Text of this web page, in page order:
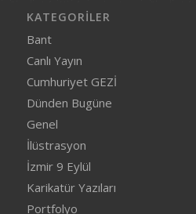
KATEGORILER
Bant
Canlı Yayın
Cumhuriyet GEZİ
Dünden Bugüne
Genel
İlüstrasyon
İzmir 9 Eylül
Karikatür Yazıları
Portfolyo